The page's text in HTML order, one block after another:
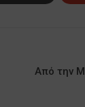
Από την